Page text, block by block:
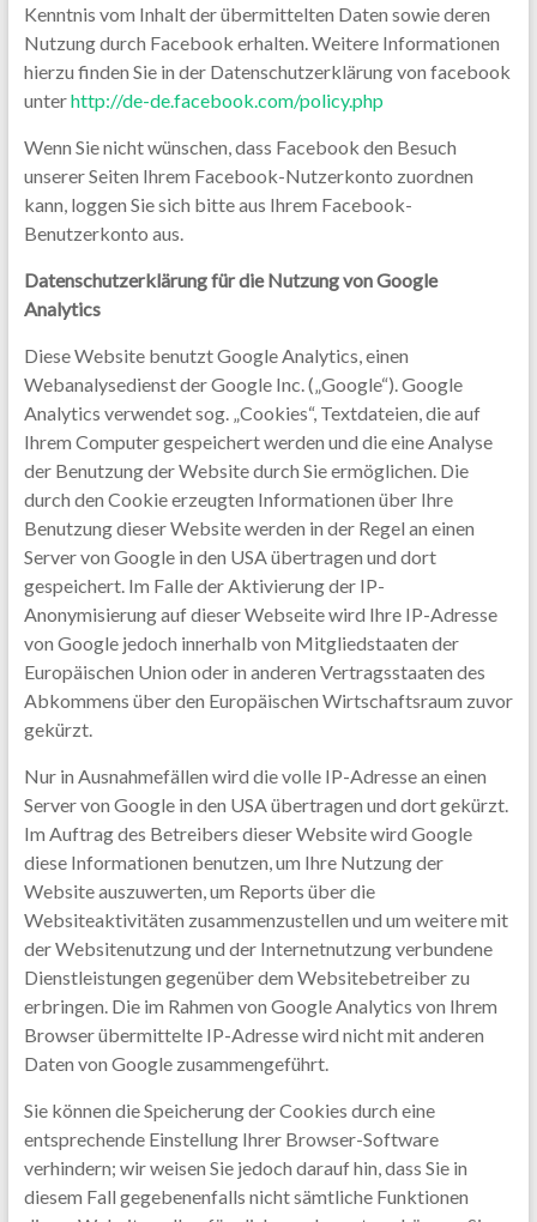
Kenntnis vom Inhalt der übermittelten Daten sowie deren
Nutzung durch Facebook erhalten. Weitere Informationen
hierzu finden Sie in der Datenschutzerklärung von facebook
unterhttp://de-de.facebook.com/policy.php
Wenn Sie nicht wünschen, dass Facebook den Besuch
unserer Seiten Ihrem Facebook-Nutzerkonto zuordnen
kann, loggen Sie sich bitte aus Ihrem Facebook-
Benutzerkonto aus.
Datenschutzerklärung für die Nutzung von Google
Analytics
Diese Website benutzt Google Analytics, einen
Webanalysedienst der Google Inc. („Google“). Google
Analytics verwendet sog. „Cookies“, Textdateien, die auf
Ihrem Computer gespeichert werden und die eine Analyse
der Benutzung der Website durch Sie ermöglichen. Die
durch den Cookie erzeugten Informationen über Ihre
Benutzung dieser Website werden in der Regel an einen
Server von Google in den USA übertragen und dort
gespeichert. Im Falle der Aktivierung der IP-
Anonymisierung auf dieser Webseite wird Ihre IP-Adresse
von Google jedoch innerhalb von Mitgliedstaaten der
Europäischen Union oder in anderen Vertragsstaaten des
Abkommens über den Europäischen Wirtschaftsraum zuvor
gekürzt.
Nur in Ausnahmefällen wird die volle IP-Adresse an einen
Server von Google in den USA übertragen und dort gekürzt.
Im Auftrag des Betreibers dieser Website wird Google
diese Informationen benutzen, um Ihre Nutzung der
Website auszuwerten, um Reports über die
Websiteaktivitäten zusammenzustellen und um weitere mit
der Websitenutzung und der Internetnutzung verbundene
Dienstleistungen gegenüber dem Websitebetreiber zu
erbringen. Die im Rahmen von Google Analytics von Ihrem
Browser übermittelte IP-Adresse wird nicht mit anderen
Daten von Google zusammengeführt.
Sie können die Speicherung der Cookies durch eine
entsprechende Einstellung Ihrer Browser-Software
verhindern; wir weisen Sie jedoch darauf hin, dass Sie in
diesem Fall gegebenenfalls nicht sämtliche Funktionen